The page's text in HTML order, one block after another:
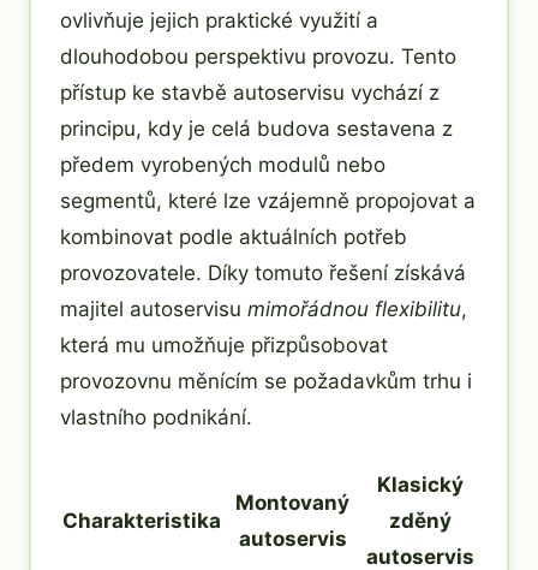
ovlivňuje jejich praktické využití a
dlouhodobou perspektivu provozu. Tento
přístup ke stavbě autoservisu vychází z
principu, kdy je celá budova sestavena z
předem vyrobených modulů nebo
segmentů, které lze vzájemně propojovat a
kombinovat podle aktuálních potřeb
provozovatele. Díky tomuto řešení získává
majitel autoservisu mimořádnou flexibilitu,
která mu umožňuje přizpůsobovat
provozovnu měnícím se požadavkům trhu i
vlastního podnikání.
Charakteristika
Montovaný
autoservis
Klasický
zděný
autoservis